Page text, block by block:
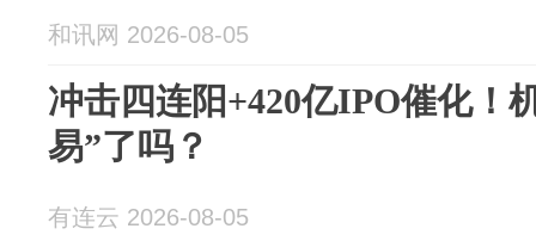
和讯网 2026-08-05
冲击四连阳+420亿IPO催化！
易”了吗？
有连云 2026-08-05